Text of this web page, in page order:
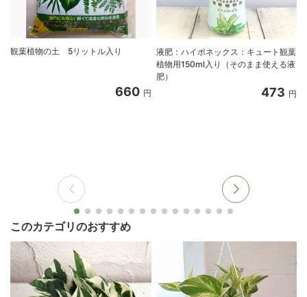
観葉植物の土 5リットル入り
660 円
液肥：ハイポネックス：キュート観葉
植物用150ml入り（そのまま使える液
肥）
473 円
このカテゴリのおすすめ